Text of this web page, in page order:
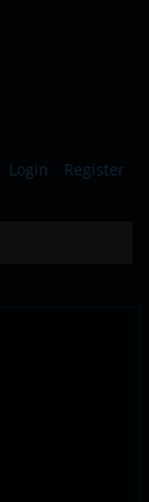
Login Register